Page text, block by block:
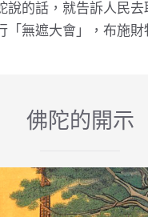
說的話，就告訴人民去
「無遮大會」，布施財
佛陀的開示